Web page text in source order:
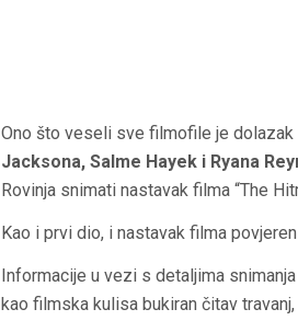
Ono što veseli sve filmofile je
Jacksona, Salme Hayek i Ryana
Rovinja snimati nastavak filma “The
Kao i prvi dio, i nastavak filma
Informacije u vezi s detaljima
kao filmska kulisa bukiran čitav